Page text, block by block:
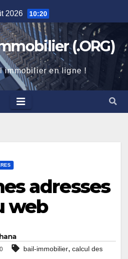
2026 10:20
(.ORG)
immobilier en ligne !
adresses
web
bail-immobilier, calcul des